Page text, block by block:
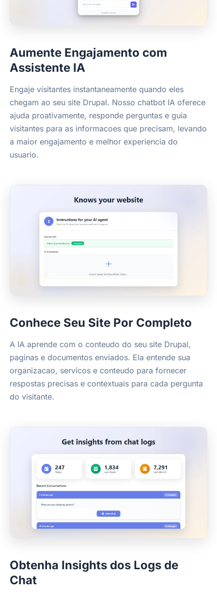
Aumente Engajamento com
Assistente IA
Engaje visitantes instantaneamente quando eles
chegam ao seu site Drupal. Nosso chatbot IA oferece
ajuda proativamente, responde perguntas e guia
visitantes para as informacoes que precisam, levando
a maior engajamento e melhor experiencia do
usuario.
Conhece Seu Site Por Completo
A IA aprende com o conteudo do seu site Drupal,
paginas e documentos enviados. Ela entende sua
organizacao, servicos e conteudo para fornecer
respostas precisas e contextuais para cada pergunta
do visitante.
Obtenha Insights dos Logs de
Chat